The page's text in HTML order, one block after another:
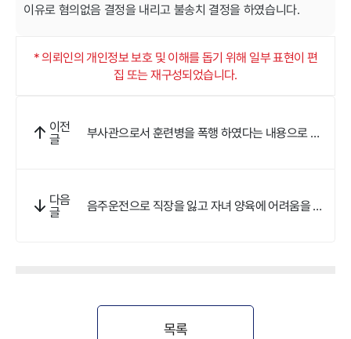
이유로 ​혐의없음​ 결정을 내리고 불송치 결정을 하였습니다.
* 의뢰인의 개인정보 보호 및 이해를 돕기 위해 일부 표현이 편
집 또는 재구성되었습니다.
이전
글
부사관으로서 훈련병을 폭행 하였다는 내용으로 신
다음
글
음주운전으로 직장을 잃고 자녀 양육에 어려움을 겪
목록